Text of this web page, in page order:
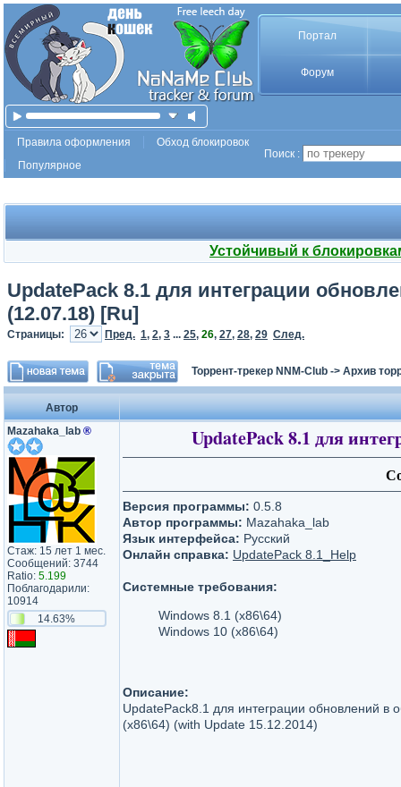
Портал
Форум
Правила оформления
Обход блокировок
Популярное
Поиск :
Устойчивый к
UpdatePack 8.1 для интеграции
(12.07.18) [Ru]
Страницы: Пред. 1, 2, 3 ... 25, 26, 27, 28, 29 След.
Торрент-трекер NNM-Club -> Архив
Автор
Mazahaka_lab ®
Стаж: 15 лет 1 мес.
Сообщений: 3744
Ratio: 5.199
Поблагодарили:
10914
14.63%
UpdatePack 8.1 для
Версия программы: 0.5.8
Автор программы: Mazahaka_lab
Язык интерфейса: Русский
Онлайн справка: UpdatePack 8.1_Help
Системные требования:
Windows 8.1 (x86\64)
Windows 10 (x86\64)
Описание:
UpdatePack8.1 для интеграции обновлений в
(x86\64) (with Update 15.12.2014)